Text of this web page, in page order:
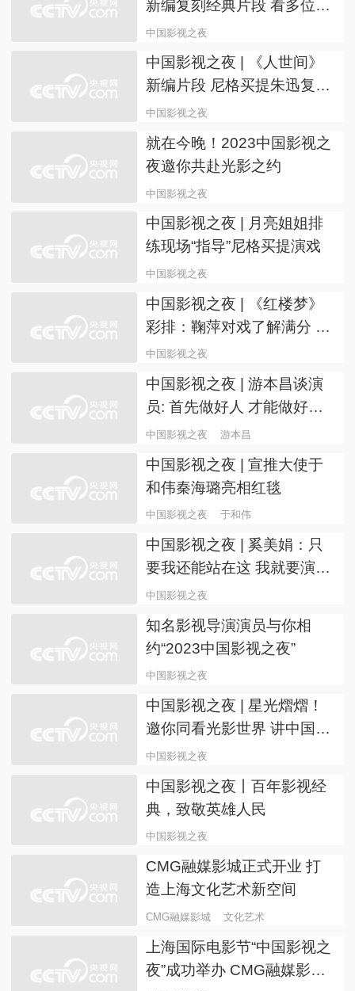
中国影视之夜 | 《红楼梦》
新编片段 总台四小钗合唱
《枉凝眉》
中国影视之夜
中国影视之夜 | 《红楼梦》
新编片段 倪萍演刘姥姥泪洒
舞台
中国影视之夜
中国影视之夜 | 《红楼梦》
新编复刻经典片段 看多位总
台主持人记者齐聚大观园
中国影视之夜
中国影视之夜 | 《人世间》
新编片段 尼格买提朱迅复刻
秉昆郑娟相遇名场面
中国影视之夜
就在今晚！2023中国影视之
夜邀你共赴光影之约
中国影视之夜
中国影视之夜 | 月亮姐姐排
练现场“指导”尼格买提演戏
中国影视之夜
中国影视之夜 | 《红楼梦》
彩排：鞠萍对戏了解满分 倪
萍夹鸽子蛋“一波三折”
中国影视之夜
中国影视之夜 | 游本昌谈演
员: 首先做好人 才能做好演
员
中国影视之夜 游本昌
中国影视之夜 | 宣推大使于
和伟秦海璐亮相红毯
中国影视之夜 于和伟
中国影视之夜 | 奚美娟：只
要我还能站在这 我就要演下
去
中国影视之夜
知名影视导演演员与你相
约“2023中国影视之夜”
中国影视之夜
中国影视之夜 | 星光熠熠！
邀你同看光影世界 讲中国故
事
中国影视之夜
中国影视之夜丨百年影视经